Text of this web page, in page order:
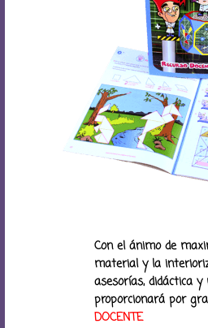
Con el ánimo de
material y la
asesorías, didáctica
proporcionará por
DOCENTE